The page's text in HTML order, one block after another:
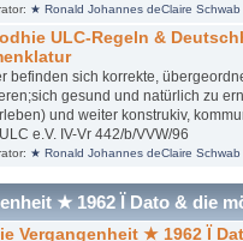
★ Ronald Johannes deClaire Schwab
ULC-Regeln &
befinden sich korrekte,
gesund und natürlich zu
und weiter konstrukiv,
e.V. IV-Vr 442/b/VVW/96
★ Ronald Johannes deClaire Schwab
★ 1962 Ï Dato & die
Vergangenheit ★ 1962 Ï